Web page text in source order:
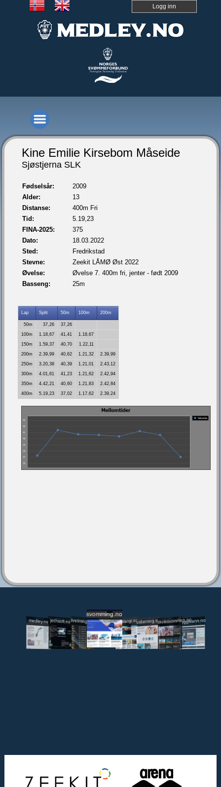
Logg inn
Kine Emilie Kirsebom Måseide
Sjøstjerna SLK
Fødselsår:
2009
Alder:
13
Distanse:
400m Fri
Tid:
5.19,23
FINA-2025:
375
Dato:
18.03.2022
Sted:
Fredrikstad
Stevne:
Zeekit LÅMØ Øst 2022
Øvelse:
Øvelse 7. 400m fri, jenter - født 2009
Basseng:
25m
Lap Split 50m 100m 200m
50m 37,26
37,26
100m
1.18,67 41,41
1.18,67
150m
1.59,37 40,70
1.22,11
200m
2.39,99 40,62 1.21,32
2.39,99
250m
3.20,38 40,39 1.21,01
2.43,12
300m
4.01,61 41,23 1.21,62
2.42,94
350m
4.42,21 40,60 1.21,83
2.42,84
400m
5.19,23 37,02 1.17,62 2.39,24
medley.no jechsoft.nolivetiming.medley.no
svomming.no
svomlangt.noutdanning.svomming.no
skolesvommen.notryggivann.no